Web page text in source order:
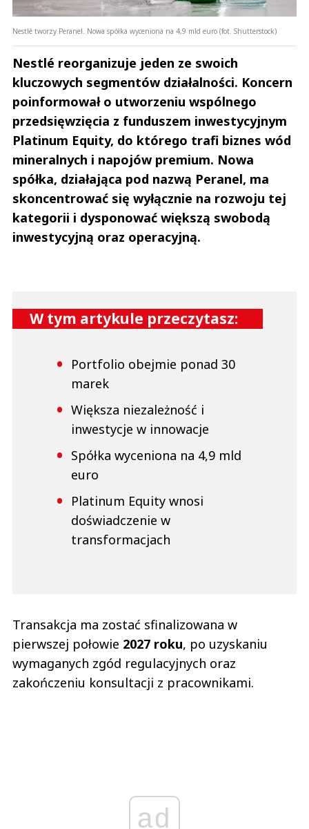
Nestlé tworzy Peranel. Nowa spółka wyceniona na 4,9 mld euro (fot. Shutterstock)
Nestlé reorganizuje jeden ze swoich
kluczowych segmentów działalności. Koncern
poinformował o utworzeniu wspólnego
przedsięwzięcia z funduszem inwestycyjnym
Platinum Equity, do którego trafi biznes wód
mineralnych i napojów premium. Nowa
spółka, działająca pod nazwą Peranel, ma
skoncentrować się wyłącznie na rozwoju tej
kategorii i dysponować większą swobodą
inwestycyjną oraz operacyjną.
W tym artykule przeczytasz:
Portfolio obejmie ponad 30
marek
Większa niezależność i
inwestycje w innowacje
Spółka wyceniona na 4,9 mld
euro
Platinum Equity wnosi
doświadczenie w
transformacjach
Transakcja ma zostać sfinalizowana w
pierwszej połowie 2027 roku, po uzyskaniu
wymaganych zgód regulacyjnych oraz
zakończeniu konsultacji z pracownikami.
ad